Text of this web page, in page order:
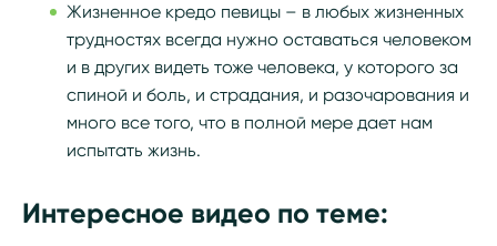
Жизненное кредо певицы – в любых жизненных
трудностях всегда нужно оставаться человеком
и в других видеть тоже человека, у которого за
спиной и боль, и страдания, и разочарования и
много все того, что в полной мере дает нам
испытать жизнь.
Интересное видео по теме: